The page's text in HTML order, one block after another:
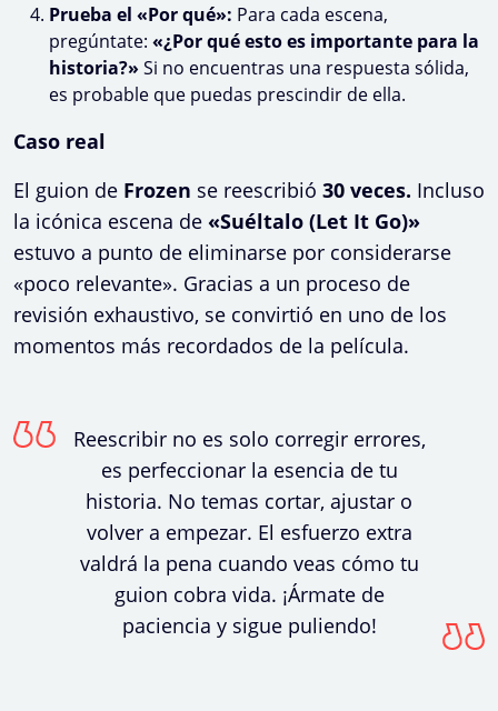
Prueba el «Por qué»: Para cada escena,
pregúntate: «¿Por qué esto es importante para la
historia?» Si no encuentras una respuesta sólida,
es probable que puedas prescindir de ella.
Caso real
El guion de Frozen se reescribió 30 veces. Incluso
la icónica escena de «Suéltalo (Let It Go)»
estuvo a punto de eliminarse por considerarse
«poco relevante». Gracias a un proceso de
revisión exhaustivo, se convirtió en uno de los
momentos más recordados de la película.
Reescribir no es solo corregir errores,
es perfeccionar la esencia de tu
historia. No temas cortar, ajustar o
volver a empezar. El esfuerzo extra
valdrá la pena cuando veas cómo tu
guion cobra vida. ¡Ármate de
paciencia y sigue puliendo!